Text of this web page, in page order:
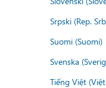
Srpski (Rep.
Suomi (Suomi)
Svenska
Tiếng Việt